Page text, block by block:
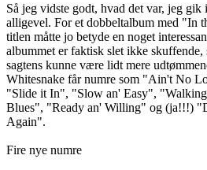
Så jeg vidste godt, hvad det var, jeg
alligevel. For et dobbeltalbum med "In
titlen måtte jo betyde en noget
albummet er faktisk slet ikke
sagtens kunne være lidt mere
Whitesnake får numre som "Ain't No
"Slide it In", "Slow an' Easy",
Blues", "Ready an' Willing" og (ja!!!)
Again".
Fire nye numre